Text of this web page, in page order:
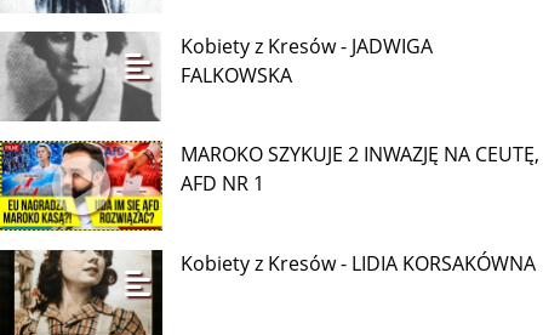
Kobiety z Kresów - JADWIGA
FALKOWSKA
MAROKO SZYKUJE 2 INWAZJĘ NA CEUTĘ,
AFD NR 1
Kobiety z Kresów - LIDIA KORSAKÓWNA